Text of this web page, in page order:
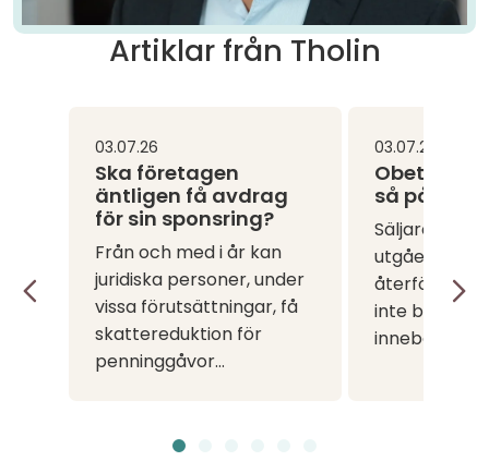
Artiklar från Tholin
Previous
03.07.26
Ska företagen
äntligen få avdrag
för sin sponsring?
Från och med i år kan
juridiska personer, under
vissa förutsättningar, få
skattereduktion för
penninggåvor...
03.07.26
Obetalda
så
Säljaren –
utgående
återföras?
inte betalar
innebär inte...
Next